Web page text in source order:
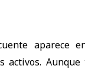
aparece
activos.